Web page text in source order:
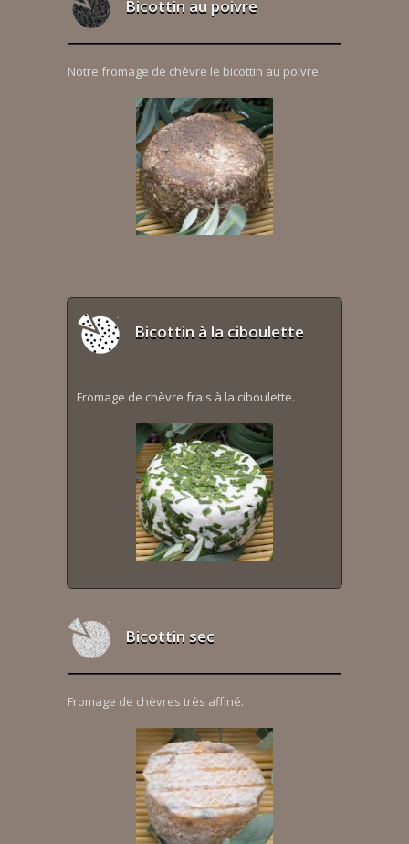
Bicottin au poivre
Notre fromage de chèvre le bicottin au poivre.
Bicottin à la ciboulette
Fromage de chèvre frais à la ciboulette.
Bicottin sec
Fromage de chèvres très affiné.